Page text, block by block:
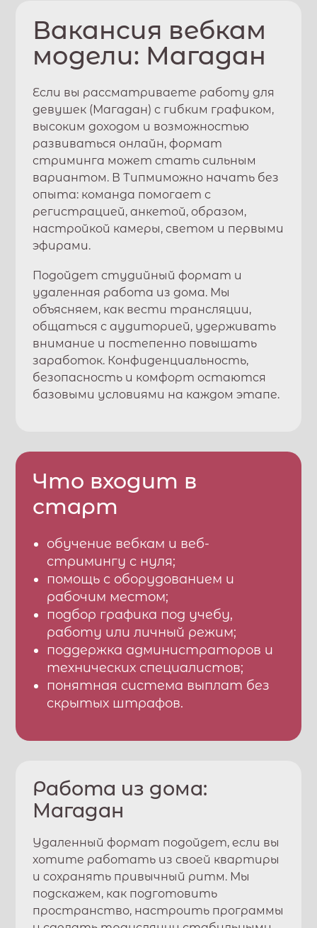
Вакансия вебкам
модели: Магадан
Если вы рассматриваете работу для
девушек (Магадан) с гибким графиком,
высоким доходом и возможностью
развиваться онлайн, формат
стриминга может стать сильным
вариантом. ВТипмиможно начать без
опыта: команда помогает с
регистрацией, анкетой, образом,
настройкой камеры, светом и первыми
эфирами.
Подойдет студийный формат и
удаленная работа из дома. Мы
объясняем, как вести трансляции,
общаться с аудиторией, удерживать
внимание и постепенно повышать
заработок. Конфиденциальность,
безопасность и комфорт остаются
базовыми условиями на каждом этапе.
Что входит в
старт
обучение вебкам и веб-
стримингу с нуля;
помощь с оборудованием и
рабочим местом;
подбор графика под учебу,
работу или личный режим;
поддержка администраторов и
технических специалистов;
понятная система выплат без
скрытых штрафов.
Работа из дома:
Магадан
Удаленный формат подойдет, если вы
хотите работать из своей квартиры
и сохранять привычный ритм. Мы
подскажем, как подготовить
пространство, настроить программы